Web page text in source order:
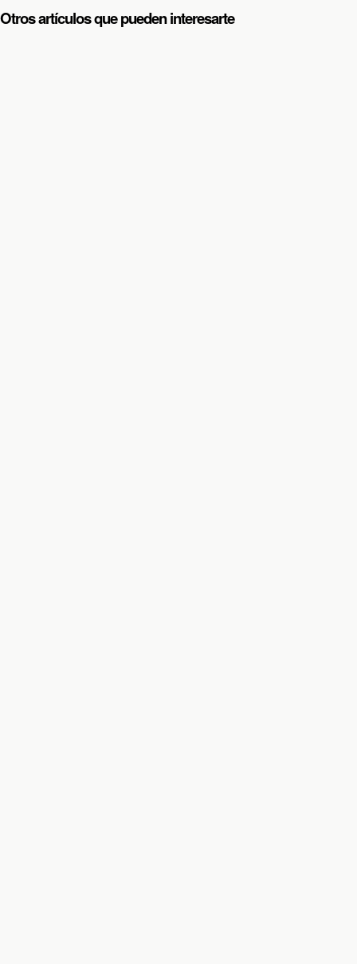
Otros artículos que pueden interesarte